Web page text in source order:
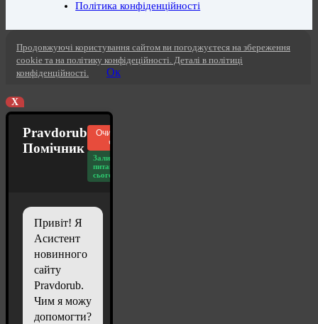
Політика конфіденційності
Продовжуючі користування сайтом ви погоджуєтеся на збереження
cookie та на політику конфідеційності. Деталі в політиці
конфіденційності.
Ок
X
Pravdorub
Помічник
Очистити
чат
Залишилось
питань
сьогодні: 20
Привіт! Я
Асистент
новинного
сайту
Pravdorub.
Чим я можу
допомогти?